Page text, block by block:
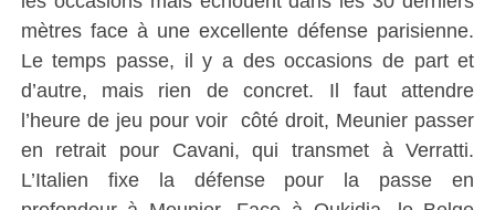
mètres face à une excellente défense parisienne.
Le temps passe, il y a des occasions de part et
d’autre, mais rien de concret. Il faut attendre
l’heure de jeu pour voir côté droit, Meunier passer
en retrait pour Cavani, qui transmet à Verratti.
L’Italien fixe la défense pour la passe en